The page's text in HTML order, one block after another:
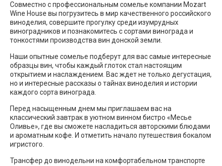
Совместно с профессиональным сомелье компании Mozart
Wine House вы погрузитесь в мир качественного российского
виноделия, совершите прогулку среди изумрудных
виноградников и познакомитесь с сортами винограда и
тонкостями производства вин донской земли.
Наши опытные сомелье подберут для вас самые интересные
образцы вин, чтобы каждый глоток стал настоящим
открытием и наслаждением. Вас ждет не только дегустация,
но и интересные рассказы о тайнах виноделия и истории
каждого сорта винограда.
Перед насыщенным днем мы приглашаем вас на
классический завтрак в уютном винном бистро «Месье
Оливье», где вы сможете насладиться авторскими блюдами
и ароматным кофе. И отметить начало путешествия бокалом
игристого.
Трансфер до винодельни на комфортабельном транспорте